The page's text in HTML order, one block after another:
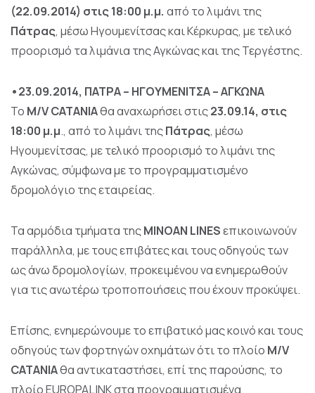
(22.09.2014) στις 18:00 μ.μ. από το λιμάνι της
Πάτρας, μέσω Ηγουμενίτσας και Κέρκυρας, με τελικό
προορισμό τα λιμάνια της Αγκώνας και της Τεργέστης.
•23.09.2014, ΠΑΤΡΑ – ΗΓΟΥΜΕΝΙΤΣΑ – ΑΓΚΩΝΑ
Το M/V CATANIAθα αναχωρήσει στις23.09.14, στις
18:00 μ.μ., από το λιμάνι τηςΠάτρας, μέσω
Ηγουμενίτσας, με τελικό προορισμό το λιμάνι της
Αγκώνας, σύμφωνα με το προγραμματισμένο
δρομολόγιο της εταιρείας.
Τα αρμόδια τμήματα τηςMINOAN LINESεπικοινωνούν
παράλληλα, με τους επιβάτες και τους οδηγούς των
ως άνω δρομολογίων, προκειμένου να ενημερωθούν
για τις ανωτέρω τροποποιήσεις που έχουν προκύψει.
Επίσης, ενημερώνουμε το επιβατικό μας κοινό και τους
οδηγούς των φορτηγών οχημάτων ότι το πλοίο M/V
CATANIAθα αντικαταστήσει, επί της παρούσης, το
πλοίο EUROPALINK στα προγραμματισμένα